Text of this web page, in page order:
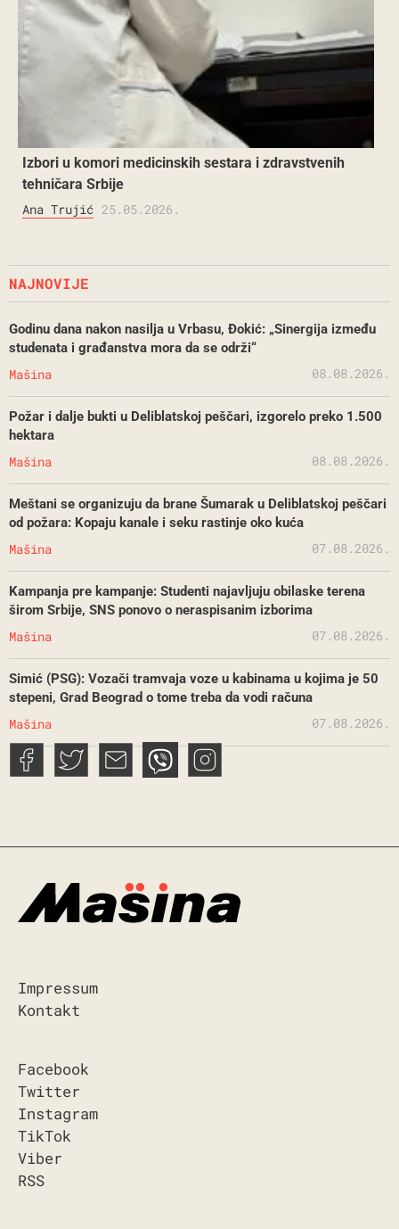
Izbori u komori medicinskih sestara i zdravstvenih
tehničara Srbije
Ana Trujić 25.05.2026.
NAJNOVIJE
Godinu dana nakon nasilja u Vrbasu, Đokić: „Sinergija između
studenata i građanstva mora da se održi“
Mašina 08.08.2026.
Požar i dalje bukti u Deliblatskoj peščari, izgorelo preko 1.500
hektara
Mašina 08.08.2026.
Meštani se organizuju da brane Šumarak u Deliblatskoj peščari
od požara: Kopaju kanale i seku rastinje oko kuća
Mašina 07.08.2026.
Kampanja pre kampanje: Studenti najavljuju obilaske terena
širom Srbije, SNS ponovo o neraspisanim izborima
Mašina 07.08.2026.
Simić (PSG): Vozači tramvaja voze u kabinama u kojima je 50
stepeni, Grad Beograd o tome treba da vodi računa
Mašina 07.08.2026.
Impressum
Kontakt
Facebook
Twitter
Instagram
TikTok
Viber
RSS